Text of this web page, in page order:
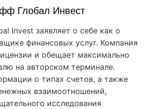
Глобал Инвест
Invest заявляет о себе как о
финансовых услуг. Компания
и обещает максимально
на авторском терминале.
о типах счетов, а также
взаимоотношений,
исследования